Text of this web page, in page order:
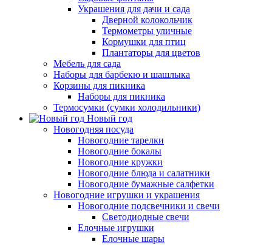
Украшения для дачи и сада
Дверной колокольчик
Термометры уличные
Кормушки для птиц
Плантаторы для цветов
Мебель для сада
Наборы для барбекю и шашлыка
Корзины для пикника
Наборы для пикника
Термосумки (сумки холодильники)
Новый год
Новогодняя посуда
Новогодние тарелки
Новогодние бокалы
Новогодние кружки
Новогодние блюда и салатники
Новогодние бумажные салфетки
Новогодние игрушки и украшения
Новогодние подсвечники и свечи
Светодиодные свечи
Елочные игрушки
Елочные шары